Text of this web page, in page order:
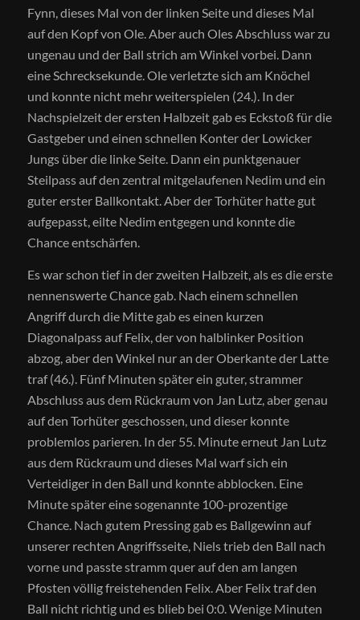
Fynn, dieses Mal von der linken Seite und dieses Mal
auf den Kopf von Ole. Aber auch Oles Abschluss war zu
ungenau und der Ball strich am Winkel vorbei. Dann
eine Schrecksekunde. Ole verletzte sich am Knöchel
und konnte nicht mehr weiterspielen (24.). In der
Nachspielzeit der ersten Halbzeit gab es Eckstoß für die
Gastgeber und einen schnellen Konter der Lowicker
Jungs über die linke Seite. Dann ein punktgenauer
Steilpass auf den zentral mitgelaufenen Nedim und ein
guter erster Ballkontakt. Aber der Torhüter hatte gut
aufgepasst, eilte Nedim entgegen und konnte die
Chance entschärfen.
Es war schon tief in der zweiten Halbzeit, als es die erste
nennenswerte Chance gab. Nach einem schnellen
Angriff durch die Mitte gab es einen kurzen
Diagonalpass auf Felix, der von halblinker Position
abzog, aber den Winkel nur an der Oberkante der Latte
traf (46.). Fünf Minuten später ein guter, strammer
Abschluss aus dem Rückraum von Jan Lutz, aber genau
auf den Torhüter geschossen, und dieser konnte
problemlos parieren. In der 55. Minute erneut Jan Lutz
aus dem Rückraum und dieses Mal warf sich ein
Verteidiger in den Ball und konnte abblocken. Eine
Minute später eine sogenannte 100-prozentige
Chance. Nach gutem Pressing gab es Ballgewinn auf
unserer rechten Angriffsseite, Niels trieb den Ball nach
vorne und passte stramm quer auf den am langen
Pfosten völlig freistehenden Felix. Aber Felix traf den
Ball nicht richtig und es blieb bei 0:0. Wenige Minuten